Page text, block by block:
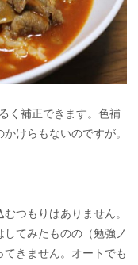
く補正できます。色補
けらもないのですが。
つもりはありません。
してみたものの（勉強ノ
きません。オートでも